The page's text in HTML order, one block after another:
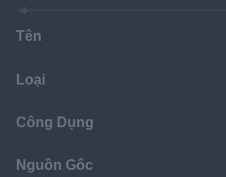
Tên
Loại
Công Dụng
Nguồn Gốc